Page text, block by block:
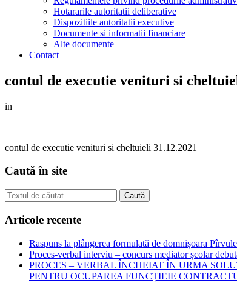
Hotararile autoritatii deliberative
Dispozitiile autoritatii executive
Documente si informatii financiare
Alte documente
Contact
contul de executie venituri si
in
contul de executie venituri si cheltuieli 31.12.2021
Caută în site
Articole recente
Raspuns la plângerea formulată de domnișoara
Proces-verbal interviu – concurs mediator școlar
PROCES – VERBAL ÎNCHEIAT ÎN URMA
PENTRU OCUPAREA FUNCȚIEIE